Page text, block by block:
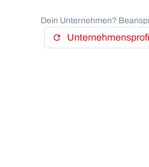
Dein Unternehmen?
refresh